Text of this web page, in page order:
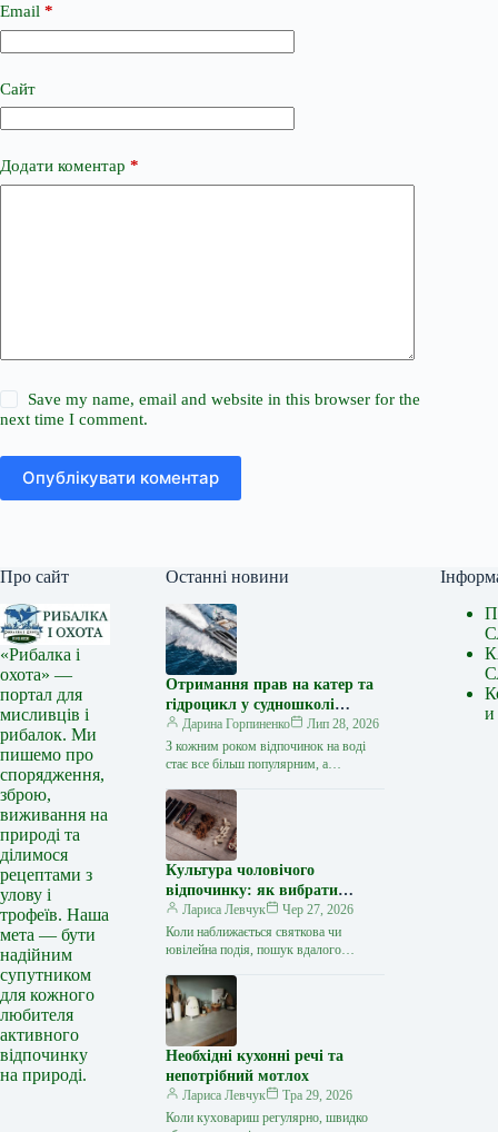
Email *
Сайт
Додати коментар *
Save my name, email and website in this browser for the
next time I comment.
Опублікувати коментар
Про сайт
«Рибалка і
охота» —
портал для
мисливців і
рибалок. Ми
пишемо про
спорядження,
зброю,
виживання на
природі та
ділимося
рецептами з
улову і
трофеїв. Наша
мета — бути
надійним
супутником
для кожного
любителя
активного
відпочинку
на природі.
Останні новини
Отримання прав на катер та
гідроцикл у судношколі
«Либідь-А»: від теорії до
іспиту
Дарина Горпиненко
Лип 28, 2026
З кожним роком відпочинок на воді
стає все більш популярним, а
чи гідроциклом відкриває нові
горизонти…
Культура чоловічого
відпочинку: як вибрати
стильний та корисний
подарунок
Лариса Левчук
Чер 27, 2026
Коли наближається святкова чи
ювілейна подія, пошук вдалого
близької людини нерідко
перетворюється на складне завдання.
…
Необхідні кухонні речі та
непотрібний мотлох
Лариса Левчук
Тра 29, 2026
Коли куховариш регулярно, швидко
и